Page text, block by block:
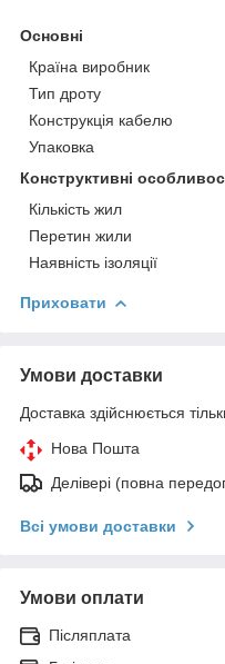
Основні
Країна виробник
Тип дроту
Конструкція кабелю
Упаковка
Конструктивні
Кількість жил
Перетин жили
Наявність ізоляції
Приховати
Умови доставки
Доставка здійснюється
Нова Пошта
Делівері (повна
Всі умови доставки
Умови оплати
Післяплата